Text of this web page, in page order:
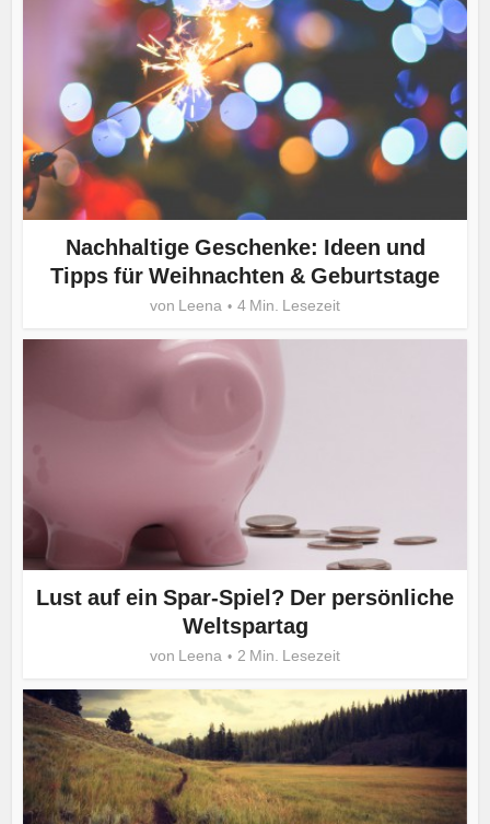
Nachhaltige Geschenke: Ideen und
Tipps für Weihnachten & Geburtstage
von Leena 4 Min. Lesezeit
Lust auf ein Spar-Spiel? Der persönliche
Weltspartag
von Leena 2 Min. Lesezeit